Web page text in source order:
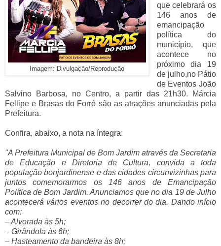
Imagem: Divulgação/Reprodução
que celebrará os
146 anos de
emancipação
política do
município, que
acontece no
próximo dia 19
de julho,no Pátio
de Eventos João
Salvino Barbosa, no Centro, a partir das 21h30. Márcia
Fellipe e Brasas do Forró são as atrações anunciadas pela
Prefeitura.
Confira, abaixo, a nota na íntegra:
"A Prefeitura Municipal de Bom Jardim através da Secretaria
de Educação e Diretoria de Cultura, convida a toda
população bonjardinense e das cidades circunvizinhas para
juntos comemorarmos os 146 anos de Emancipação
Política de Bom Jardim. Anunciamos que no dia 19 de Julho
acontecerá vários eventos no decorrer do dia. Dando início
com:
– Alvorada às 5h;
– Girândola às 6h;
– Hasteamento da bandeira às 8h;